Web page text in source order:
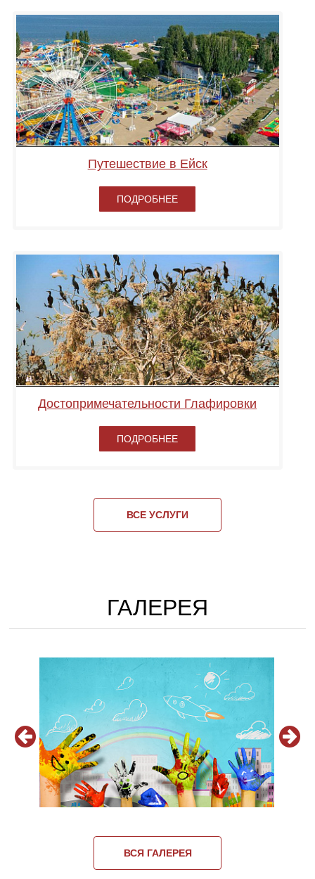
Путешествие в Ейск
ПОДРОБНЕЕ
Достопримечательности Глафировки
ПОДРОБНЕЕ
ВСЕ УСЛУГИ
ГАЛЕРЕЯ
ВСЯ ГАЛЕРЕЯ